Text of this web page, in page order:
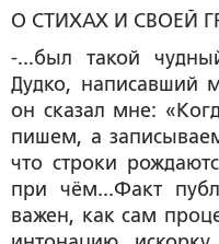
О СТИХАХ И СВОЕЙ
-...был такой
Дудко, написавший
он сказал мне:
пишем, а
что строки
при чём...Факт
важен, как сам